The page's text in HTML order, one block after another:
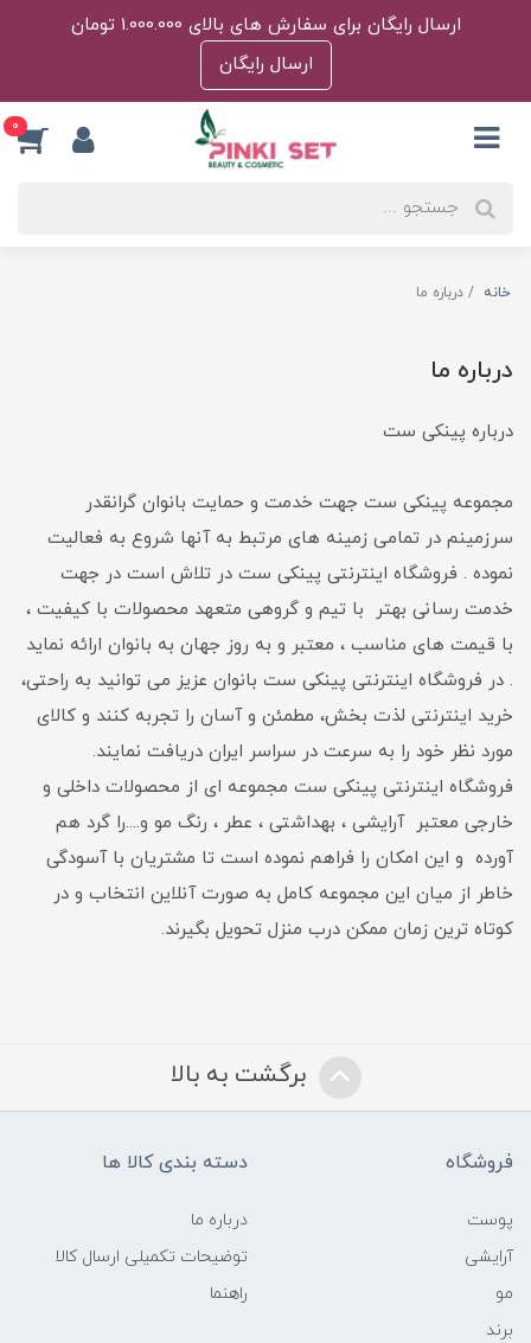
ارسال رایگان برای سفارش های بالای 1.000.000 تومان
ارسال رایگان
0
خانه درباره ما
درباره ما
درباره پینکی ست
مجموعه پینکی ست جهت خدمت و حمایت بانوان گرانقدر
سرزمینم در تمامی زمینه های مرتبط به آنها شروع به فعالیت
نموده . فروشگاه اینترنتی پینکی ست در تلاش است در جهت
خدمت رسانی بهتر با تیم و گروهی متعهد محصولات با کیفیت ،
با قیمت های مناسب ، معتبر و به روز جهان به بانوان ارائه نماید
. در فروشگاه اینترنتی پینکی ست بانوان عزیز می توانيد به راحتی،
خرید اینترنتی لذت بخش، مطمئن و آسان را تجربه کنند و کالای
مورد نظر خود را به سرعت در سراسر ایران دریافت نمایند.
فروشگاه اینترنتی پینکی ست مجموعه ای از محصولات داخلی و
خارجی معتبر آرایشی ، بهداشتی ، عطر ، رنگ مو و....را گرد هم
آورده و اين امکان را فراهم نموده است تا مشتريان با آسودگی
خاطر از ميان اين مجموعه کامل به صورت آنلاين انتخاب و در
کوتاه ترين زمان ممکن درب منزل تحویل بگیرند.
برگشت به بالا
فروشگاه
پوست
آرایشی
مو
برند
دسته بندی کالا ها
درباره ما
توضیحات تکمیلی ارسال کالا
راهنما